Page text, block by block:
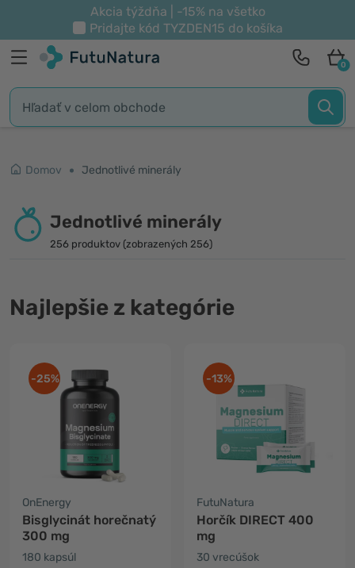
Akcia týždňa | -15% na všetko
Pridajte kód TYZDEN15 do košíka
0
Domov Jednotlivé minerály
Jednotlivé minerály
256 produktov (zobrazených 256)
Najlepšie z kategórie
-25%
OnEnergy
Bisglycinát horečnatý
300 mg
180 kapsúl
-13%
FutuNatura
Horčík DIRECT 400
mg
30 vrecúšok